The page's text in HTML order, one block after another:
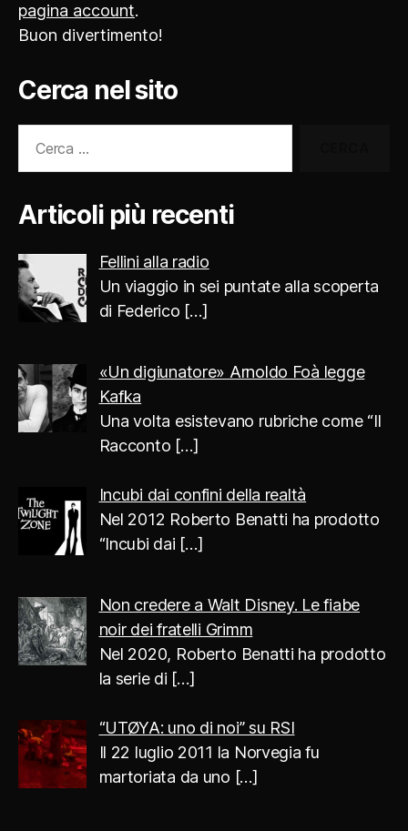
pagina account.
Buon divertimento!
Cerca nel sito
Articoli più recenti
Fellini alla radio
Un viaggio in sei puntate alla scoperta
di Federico […]
«Un digiunatore» Arnoldo Foà legge
Kafka
Una volta esistevano rubriche come “Il
Racconto […]
Incubi dai confini della realtà
Nel 2012 Roberto Benatti ha prodotto
“Incubi dai […]
Non credere a Walt Disney. Le fiabe
noir dei fratelli Grimm
Nel 2020, Roberto Benatti ha prodotto
la serie di […]
“UTØYA: uno di noi” su RSI
Il 22 luglio 2011 la Norvegia fu
martoriata da uno […]